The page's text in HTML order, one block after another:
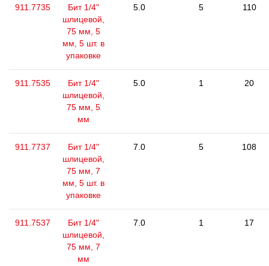
911.7735
Бит 1/4"
шлицевой,
75 мм, 5
мм, 5 шт. в
упаковке
5.0 5 110
911.7535
Бит 1/4"
шлицевой,
75 мм, 5
мм
5.0 1 20
911.7737
Бит 1/4"
шлицевой,
75 мм, 7
мм, 5 шт. в
упаковке
7.0 5 108
911.7537
Бит 1/4"
шлицевой,
75 мм, 7
мм
7.0 1 17